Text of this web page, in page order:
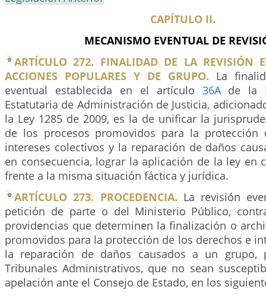
CAPÍTULO II.
MECANISMO EVENTUAL DE
ARTÍCULO 272. FINALIDAD DE LA REVISIÓN
ACCIONES POPULARES Y DE GRUPO. La
eventual establecida en el artículo 36Ade la
Estatutaria de Administración de Justicia,
la Ley 1285 de 2009, es la de unificar la
de los procesos promovidos para la protección
intereses colectivos y la reparación de daños
en consecuencia, lograr la aplicación de la ley en
frente a la misma situación fáctica y jurídica.
ARTÍCULO 273. PROCEDENCIA. La revisión
petición de parte o del Ministerio Público,
providencias que determinen la finalización o
promovidos para la protección de los derechos e
la reparación de daños causados a un grupo,
Tribunales Administrativos, que no sean
apelación ante el Consejo de Estado, en los